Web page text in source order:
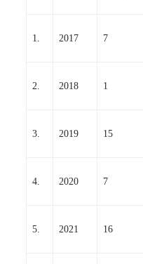
1. 2017 7
2. 2018 1
3. 2019 15
4. 2020 7
5. 2021 16